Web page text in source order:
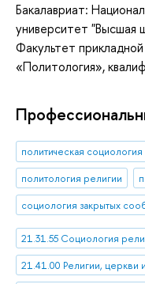
Бакалавриат:
университет "Высшая
Факультет
«Политология»,
политическая
политология религии
социология закрытых
21.31.55 Социология
21.41.00 Религии, церкви